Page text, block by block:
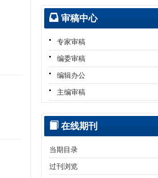
审稿中心
专家审稿
编委审稿
编辑办公
主编审稿
在线期刊
当期目录
过刊浏览